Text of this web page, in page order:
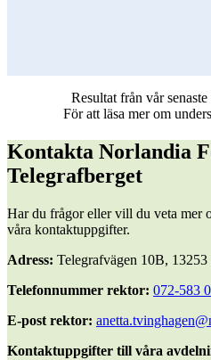
Resultat från vår
För att läsa mer om
Kontakta Norlandia
Telegrafberget
Har du frågor eller vill du veta mer
våra kontaktuppgifter.
Adress: Telegrafvägen 10B,
Telefonnummer rektor: 072-583
E-post rektor:
Kontaktuppgifter till våra